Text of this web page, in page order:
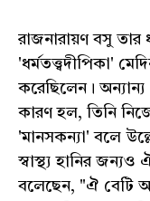
রাজনারায়ণ বসু তার
'ধর্মতত্ত্বদীপিকা'
করেছিলেন। অন্যান্য
কারণ হল, তিনি
'মানসকন্যা' বলে
স্বাস্থ্য হানির
বলেছেন, "ঐ বেটি